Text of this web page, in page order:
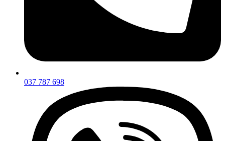
037 787 698